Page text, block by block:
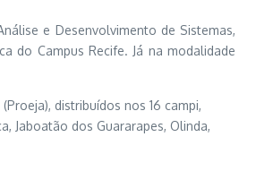
e Desenvolvimento de Sistemas,
do Campus Recife. Já na modalidade
distribuídos nos 16 campi,
Jaboatão dos Guararapes, Olinda,